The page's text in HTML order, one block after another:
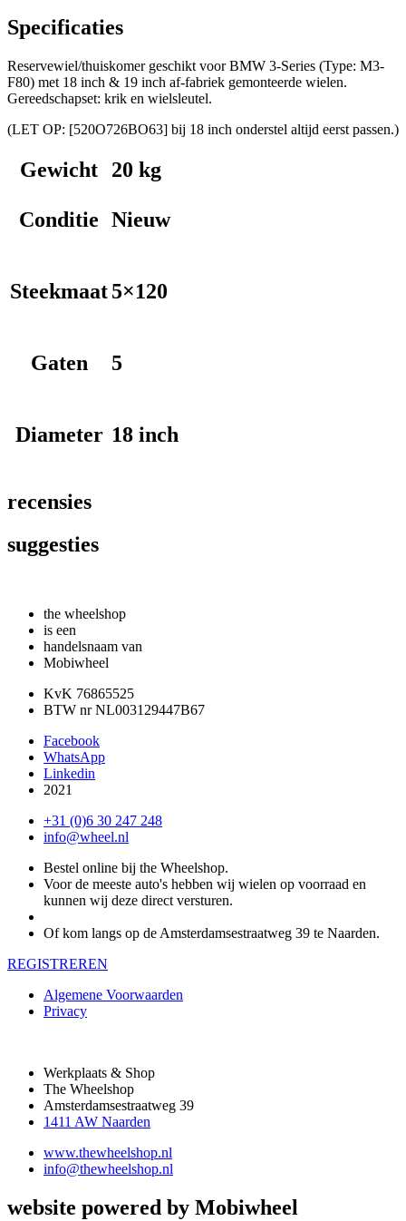
Specificaties
Reservewiel/thuiskomer geschikt voor BMW 3-Series (Type: M3-
F80) met 18 inch & 19 inch af-fabriek gemonteerde wielen.
Gereedschapset: krik en wielsleutel.
(LET OP: [520O726BO63] bij 18 inch onderstel altijd eerst passen.)
Gewicht 20 kg
Conditie Nieuw
Steekmaat5×120
Gaten 5
Diameter 18 inch
recensies
suggesties
the wheelshop
is een
handelsnaam van
Mobiwheel
KvK 76865525
BTW nr NL003129447B67
Facebook
WhatsApp
Linkedin
2021
+31 (0)6 30 247 248
info@wheel.nl
Bestel online bij the Wheelshop.
Voor de meeste auto's hebben wij wielen op voorraad en
kunnen wij deze direct versturen.
Of kom langs op de Amsterdamsestraatweg 39 te Naarden.
REGISTREREN
Algemene Voorwaarden
Privacy
Werkplaats & Shop
The Wheelshop
Amsterdamsestraatweg 39
1411 AW Naarden
www.thewheelshop.nl
info@thewheelshop.nl
website powered by Mobiwheel